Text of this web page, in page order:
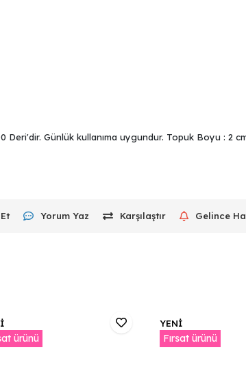
Deri'dir. Günlük kullanıma uygundur. Topuk Boyu : 2
Yorum Yaz Karşılaştır Gelince
ürünü
YENİ
Fırsat ürünü